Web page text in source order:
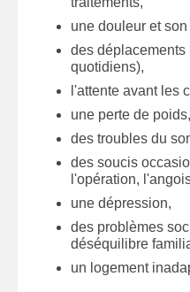
une douleur et
des
quotidiens),
l'attente avant les
une perte de poids,
des troubles du
des soucis
l'opération,
une dépression,
des problèmes
déséquilibre
un logement